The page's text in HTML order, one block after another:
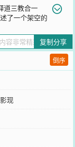
道三教合一
了一个架空的
成为扶摇直上九万里
天下，燕北从不缺慷
要忘记向您QQ群和微
复制分享
倒序
现